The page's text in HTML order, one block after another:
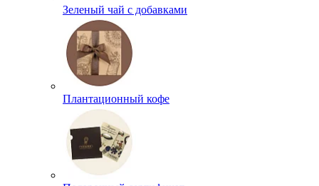
Зеленый чай с добавками
Плантационный кофе